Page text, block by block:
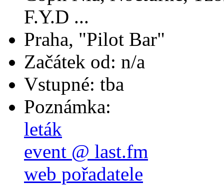
F.Y.D ...
Praha, "Pilot Bar"
Začátek od: n/a
Vstupné: tba
Poznámka:
leták
event @ last.fm
web pořadatele